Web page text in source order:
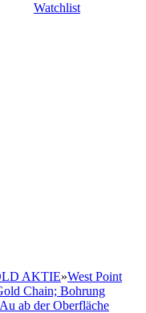
Watchlist
AKTIE»West Point
Chain; Bohrung
ab der Oberfläche